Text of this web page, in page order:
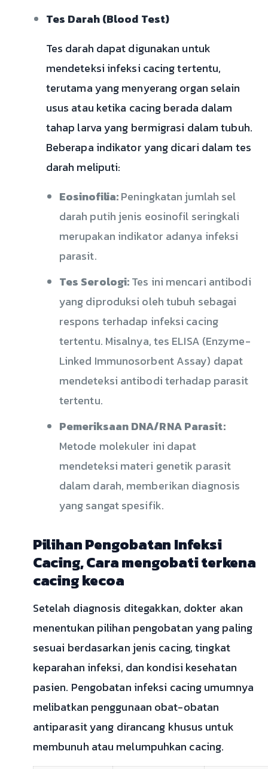
Tes Darah (Blood Test)
Tes darah dapat digunakan untuk
mendeteksi infeksi cacing tertentu,
terutama yang menyerang organ selain
usus atau ketika cacing berada dalam
tahap larva yang bermigrasi dalam tubuh.
Beberapa indikator yang dicari dalam tes
darah meliputi:
Eosinofilia:Peningkatan jumlah sel
darah putih jenis eosinofil seringkali
merupakan indikator adanya infeksi
parasit.
Tes Serologi:Tes ini mencari antibodi
yang diproduksi oleh tubuh sebagai
respons terhadap infeksi cacing
tertentu. Misalnya, tes ELISA (Enzyme-
Linked Immunosorbent Assay) dapat
mendeteksi antibodi terhadap parasit
tertentu.
Pemeriksaan DNA/RNA Parasit:
Metode molekuler ini dapat
mendeteksi materi genetik parasit
dalam darah, memberikan diagnosis
yang sangat spesifik.
Pilihan Pengobatan Infeksi
Cacing, Cara mengobati terkena
cacing kecoa
Setelah diagnosis ditegakkan, dokter akan
menentukan pilihan pengobatan yang paling
sesuai berdasarkan jenis cacing, tingkat
keparahan infeksi, dan kondisi kesehatan
pasien. Pengobatan infeksi cacing umumnya
melibatkan penggunaan obat-obatan
antiparasit yang dirancang khusus untuk
membunuh atau melumpuhkan cacing.